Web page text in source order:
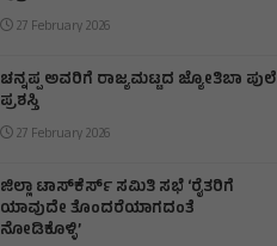
27 February 2026
ಚನ್ನಪ್ಪ ಅವರಿಗೆ ರಾಜ್ಯಮಟ್ಟದ ಜ್ಯೋತಿಬಾ ಪುಲೆ
ಪ್ರಶಸ್ತಿ
27 February 2026
ಜಿಲ್ಲಾ ಟಾಸ್‌‌ಕೆರ್ಸ್ ಸಮಿತಿ ಸಭೆ ‘ರೈತರಿಗೆ
ಯಾವುದೇ ತೊಂದರೆಯಾಗದಂತೆ
ನೋಡಿಕೊಳ್ಳಿ’